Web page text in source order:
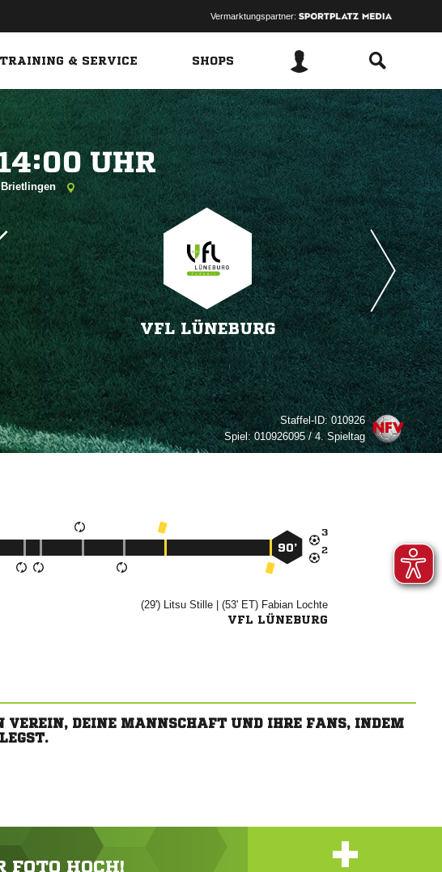
Vermarktungspartner:
TRAINING & SERVICE SHOPS

VFL LÜNEBURG
Staffel-ID:010926
Spiel:010926095 / 4. Spieltag


90’
(29')   | (53' ET)  
VFL LÜNEBURG
VEREIN, DEINE MANNSCHAFT UND IHRE FANS, INDEM
FOTO HOCH! +